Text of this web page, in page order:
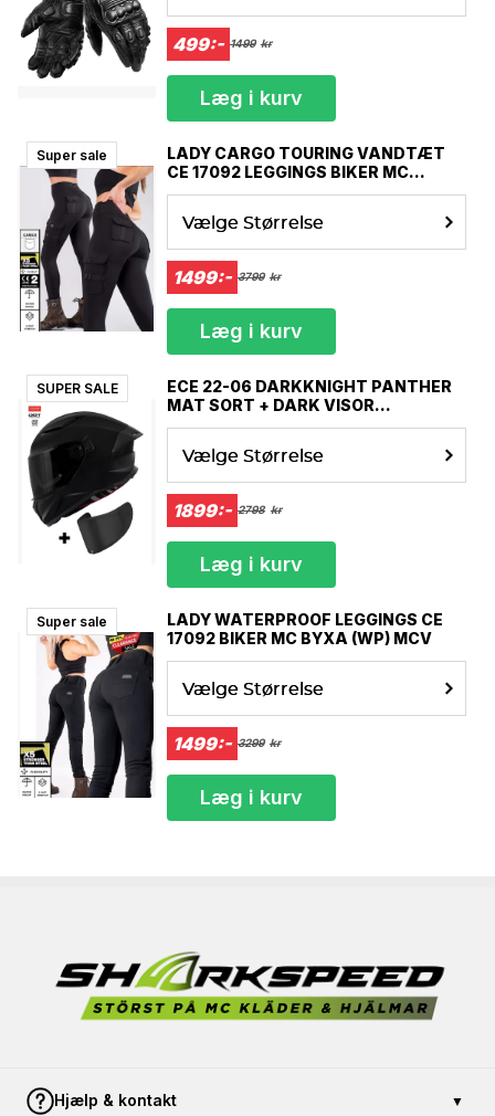
499:- 1499 kr
Læg i kurv
Super sale
LADY CARGO TOURING VANDTÆT
CE 17092 LEGGINGS BIKER MC
PANTS MCV
Vælge Størrelse
1499:- 3799 kr
Læg i kurv
SUPER SALE
ECE 22-06 DARKKNIGHT PANTHER
MAT SORT + DARK VISOR
SOLSKÆRM MC HJELM
Vælge Størrelse
1899:- 2798 kr
Læg i kurv
Super sale
LADY WATERPROOF LEGGINGS CE
17092 BIKER MC BYXA (WP) MCV
Vælge Størrelse
1499:- 3299 kr
Læg i kurv
Hjælp & kontakt ▼